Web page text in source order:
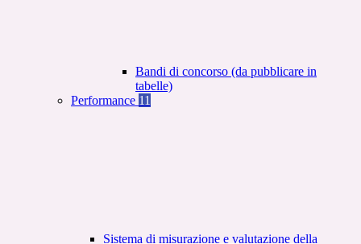
Bandi di concorso (da pubblicare in
tabelle)
Performance 11
Sistema di misurazione e valutazione della